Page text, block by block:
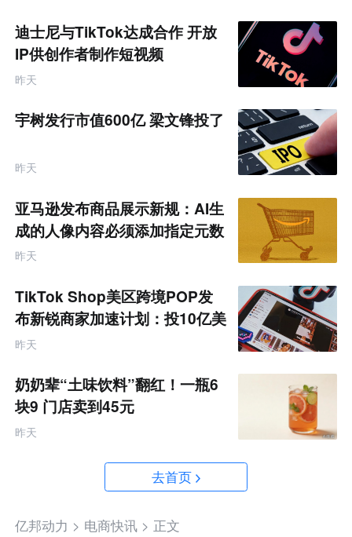
迪士尼与TikTok达成合作 开放
IP供创作者制作短视频
昨天
宇树发行市值600亿 梁文锋投了
昨天
亚马逊发布商品展示新规：AI生
成的人像内容必须添加指定元数
据
昨天
TikTok Shop美区跨境POP发
布新锐商家加速计划：投10亿美
金资源帮扶四类商家
昨天
奶奶辈“土味饮料”翻红！一瓶6
块9 门店卖到45元
昨天
去首页
亿邦动力 > 电商快讯 > 正文